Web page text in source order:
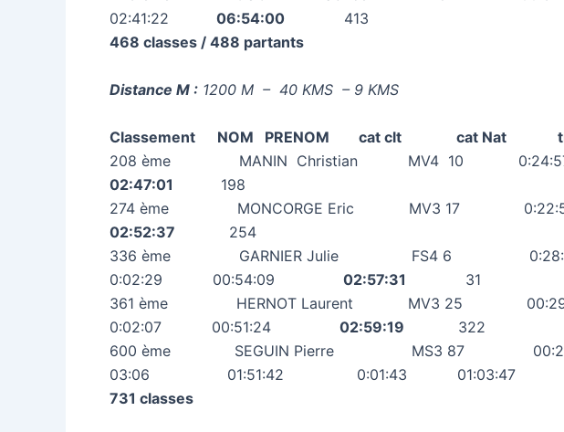
02:41:22
06:54:00 413
468 classes / 488 partants
Distance M : 1200 M – 40 KMS – 9 KMS
Classement NOM PRENOM cat clt
208 ème MANIN Christian MV4
02:47:01
198
274 ème MONCORGE Eric MV3
02:52:37
254
336 ème GARNIER Julie FS4 6
0:02:29 00:54:09 02:57:31 31
361 ème HERNOT Laurent MV3
0:02:07 00:51:24 02:59:19
322
600 ème SEGUIN Pierre MS3 87
03:06 01:51:42 0:01:43
731 classes